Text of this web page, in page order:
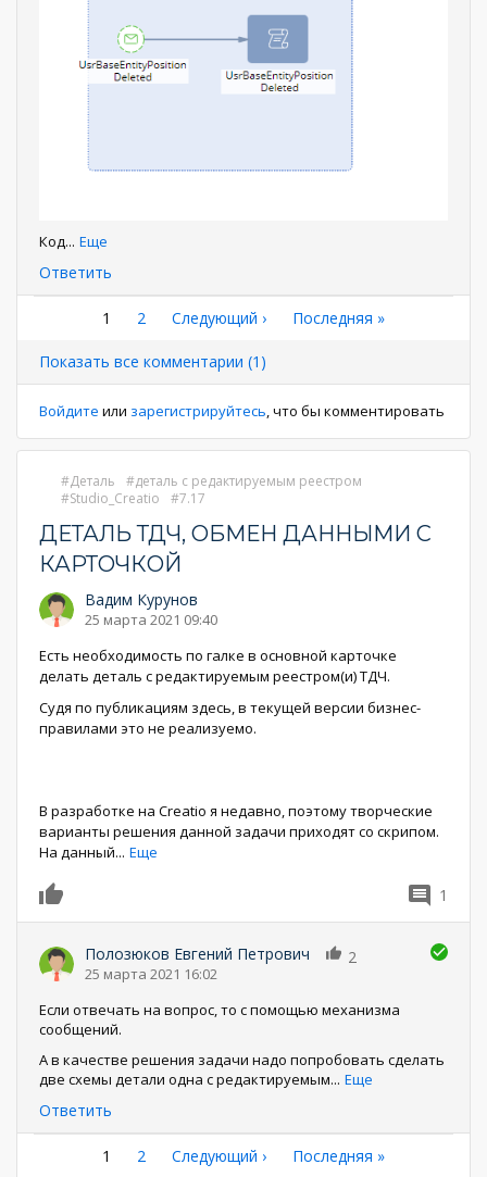
Код... Еще
Ответить
Нумерация
страниц
Текущая
1 Страница
2
Следующая
Следующий ›
Последняя
Последняя »
Показать все комментарии (1)
Войдите или зарегистрируйтесь , что бы комментировать
Деталь
деталь с редактируемым реестром
Studio_Creatio
7.17
ДЕТАЛЬ ТДЧ, ОБМЕН ДАННЫМИ С
КАРТОЧКОЙ
Вадим Курунов
25 марта 2021 09:40
Есть необходимость по галке в основной карточке
делать деталь с редактируемым реестром(и) ТДЧ.
Судя по публикациям здесь, в текущей версии бизнес-
правилами это не реализуемо.
В разработке на Creatio я недавно, поэтому творческие
варианты решения данной задачи приходят со скрипом.
На данный... Еще
1
Полозюков Евгений Петрович
25 марта 2021 16:02
2
Если отвечать на вопрос, то с помощью механизма
сообщений.
А в качестве решения задачи надо попробовать сделать
две схемы детали одна с редактируемым... Еще
Ответить
Нумерация
Текущая
1 Страница
2
Следующая
Следующий ›
Последняя
Последняя »